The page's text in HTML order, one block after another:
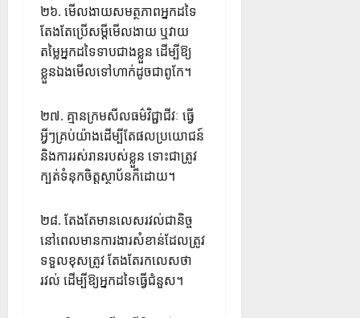
២៦. មើលងាយសមត្ថភាពអ្នកដទៃ
តែងតែប្រើសម្តីមើលងាយ ឬវាយ
តម្លៃអ្នកដទៃទាបជាងខ្លួន ដើម្បីឱ្យ
ខ្លួនឯងមើលទៅហាក់ដូចជាពូកែ។
២៧. គ្មានក្រមសីលធម៌វិជ្ជាជីវៈ ធ្វើ
អ្វីៗគ្រប់យ៉ាងដើម្បីតែផលប្រយោជន៍
និងការរស់រានរបស់ខ្លួន ទោះជាត្រូវ
ក្បត់ទំនុកចិត្តស្ថាប័នក៏ដោយ។
២៨. តែងតែមានលេសរវល់ជានិច្ច
នៅពេលមានការងារសំខាន់ដែលត្រូវ
ទទួលខុសត្រូវ តែងតែរកលេសថា
រវល់ ដើម្បីឱ្យអ្នកដទៃធ្វើជំនួស។